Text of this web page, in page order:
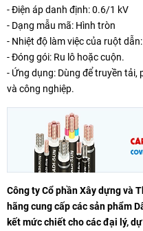
- Điện áp danh định: 0.6/1 kV
- Dạng mẫu mã: Hình tròn
- Nhiệt độ làm việc của ruột
- Đóng gói: Ru lô hoặc cuộn.
- Ứng dụng: Dùng để truyền
và công nghiệp.
Công ty Cổ phần Xây dựng và
hãng cung cấp các sản phẩm
kết mức chiết cho các đại lý,